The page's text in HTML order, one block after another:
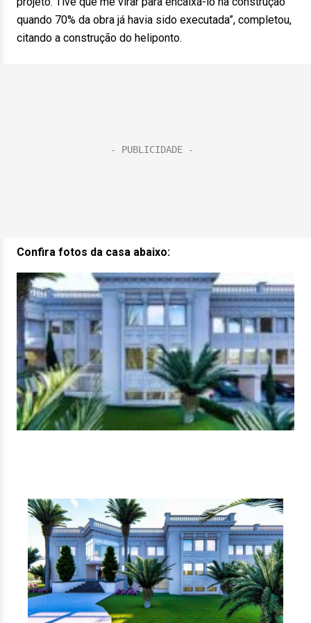
quando 70% da obra já havia sido executada”, completou,
citando a construção do heliponto.
Confira fotos da casa abaixo: